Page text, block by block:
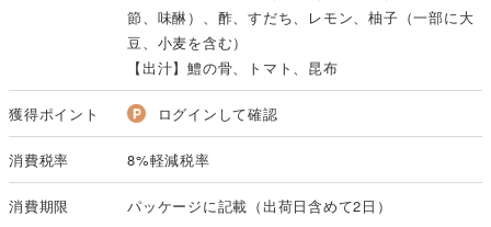
節、味醂）、酢、すだち、レモン、柚子（一部に大
豆、小麦を含む）
【出汁】鱧の骨、トマト、昆布
獲得ポイント ログインして確認
消費税率 8%軽減税率
消費期限 パッケージに記載（出荷日含めて2日）